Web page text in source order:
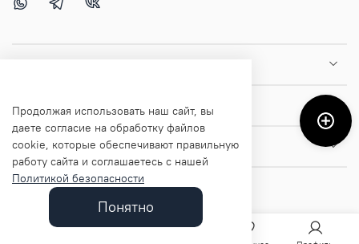
Помощь и информация
О магазине
Продолжая использовать наш сайт, вы
даете согласие на обработку файлов
cookie, которые обеспечивают правильную
работу сайта и соглашаетесь с нашей
Политикой безопасности
Понятно